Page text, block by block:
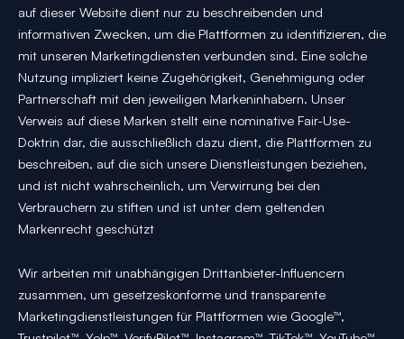
auf dieser Website dient nur zu beschreibenden und
informativen Zwecken, um die Plattformen zu identifizieren, die
mit unseren Marketingdiensten verbunden sind. Eine solche
Nutzung impliziert keine Zugehörigkeit, Genehmigung oder
Partnerschaft mit den jeweiligen Markeninhabern. Unser
Verweis auf diese Marken stellt eine nominative Fair-Use-
Doktrin dar, die ausschließlich dazu dient, die Plattformen zu
beschreiben, auf die sich unsere Dienstleistungen beziehen,
und ist nicht wahrscheinlich, um Verwirrung bei den
Verbrauchern zu stiften und ist unter dem geltenden
Markenrecht geschützt
Wir arbeiten mit unabhängigen Drittanbieter-Influencern
zusammen, um gesetzeskonforme und transparente
Marketingdienstleistungen für Plattformen wie Google™,